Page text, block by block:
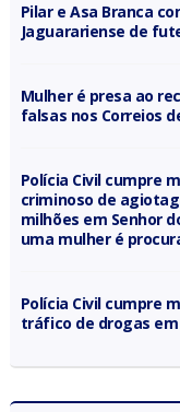
Pilar e Asa Branca
Jaguarariense de
Mulher é presa ao
falsas nos Correios
Polícia Civil cumpre
criminoso de
milhões em Senhor
uma mulher é
Polícia Civil cumpre
tráfico de drogas em